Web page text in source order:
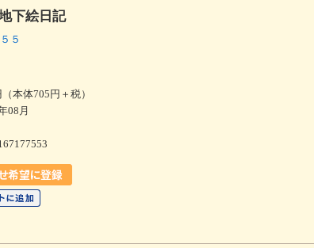
下絵日記
５
本体705円＋税）
08月